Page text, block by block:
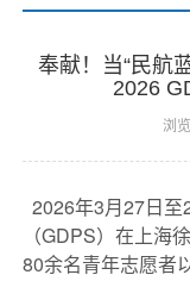
奉献！当“民航
2026
浏览
2026年3月27日
（GDPS）在上海
80余名青年志愿者